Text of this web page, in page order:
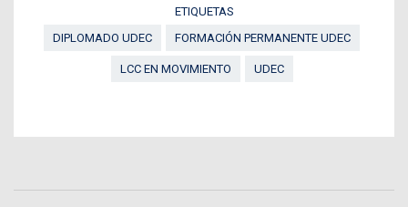
ETIQUETAS
DIPLOMADO UDEC
FORMACIÓN PERMANENTE UDEC
LCC EN MOVIMIENTO UDEC